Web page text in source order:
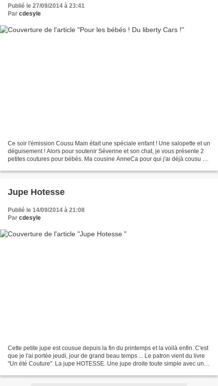
Publié le 27/09/2014 à 23:41
Par cdesyle
Ce soir l'émission Cousu Main était une spéciale enfant ! Une salopette et un
déguisement ! Alors pour soutenir Séverine et son chat, je vous présente 2
petites coutures pour bébés. Ma cousine AnneCa pour qui j'ai déjà cousu et
Jupe Hotesse
Publié le 14/09/2014 à 21:08
Par cdesyle
Cette petite jupe est cousue depuis la fin du printemps et la voilà enfin. C'est
que je l'ai portée jeudi, jour de grand beau temps ... Le patron vient du livre
"Un été Couture". La jupe HOTESSE. Une jupe droite toute simple avec une